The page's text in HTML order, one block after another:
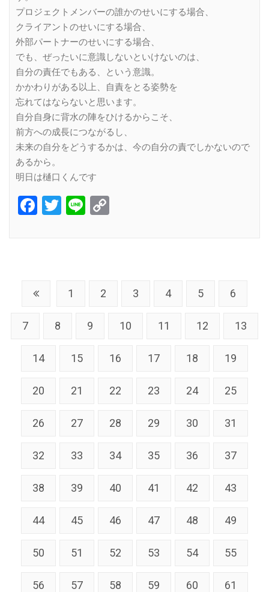
プロジェクトメンバーの誰かのせいにする場合、
クライアントのせいにする場合、
外部パートナーのせいにする場合、
でも、ぜったいに意識しないといけないのは、
自分の責任でもある、という意識。
かかわりがある以上、自責をとる姿勢を
忘れてはならないと思います。
自分自身に背水の陣をひけるからこそ、
前方への成長につながるし、
未来の自分をどうするかは、今の自分の責でしかないので
あるから。
明日は樋口くんです
Facebook
Twitter
Line
1 2 3 4 5 6
7 8 9 10 11 12 13
14 15 16 17 18 19
20 21 22 23 24 25
26 27 28 29 30 31
32 33 34 35 36 37
38 39 40 41 42 43
44 45 46 47 48 49
50 51 52 53 54 55
56 57 58 59 60 61